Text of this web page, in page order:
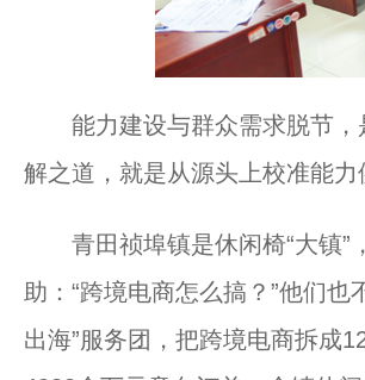
能力建设与群众需求脱节，
解之道，就是从源头上校准能力
青田祯埠镇是休闲椅“大镇”
助：“跨境电商怎么搞？”他们也
出海”服务团，把跨境电商拆成